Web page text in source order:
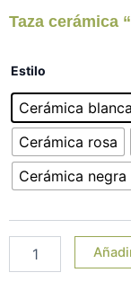
Taza cerámica
Estilo
Cerámica blanca
Cerámica rosa
Cerámica negra
Taza
"Alma
Libre"
cantidad